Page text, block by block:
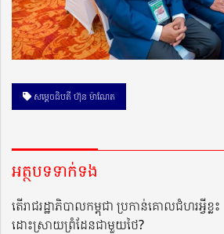
សម្ដេចធិបតី ហ៊ុន ម៉ាណែត
អត្ថបទទាក់ទង
តើរាជរដ្ឋាភិបាលកម្ពុជា ប្រកាន់គោលជំហរអ្វីខ្លះ
ដោះស្រាយព្រំដែនជាមួយថៃ?